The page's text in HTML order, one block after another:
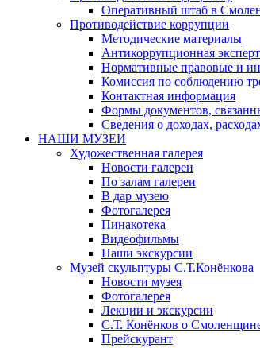
Оперативный штаб в
Противодействие коррупции
Методические материалы
Антикоррупционная
Нормативные правовые и
Комиссия по соблюдению
Контактная информация
Формы документов,
Сведения о доходах,
НАШИ МУЗЕИ
Художественная галерея
Новости галереи
По залам галереи
В дар музею
Фотогалерея
Пинакотека
Видеофильмы
Наши экскурсии
Музей скульптуры С.Т.Конёнкова
Новости музея
Фотогалерея
Лекции и экскурсии
С.Т. Конёнков о
Прейскурант